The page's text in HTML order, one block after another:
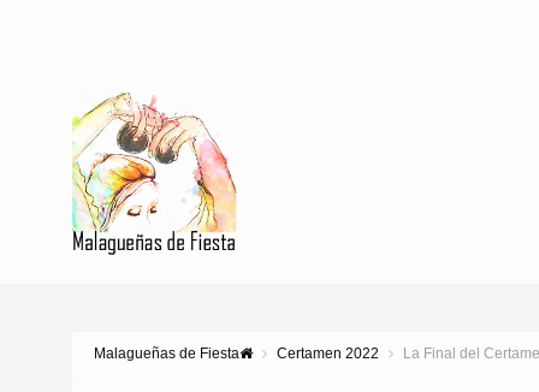
Malagueñas de Fiesta Certamen 2022 La Final del